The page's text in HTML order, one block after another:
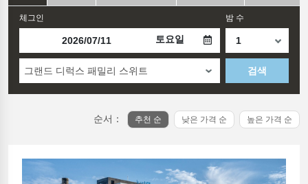
체그인
토요일
밤 수
그랜드 디럭스 패밀리 스위트 검색
순서： 추천 순 낮은 가격 순 높은 가격 순